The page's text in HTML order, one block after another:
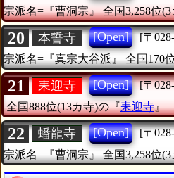
宗派名=『曹洞宗』 全国3,258位
20 本誓寺 [Open] [〒
宗派名=『真宗大谷派』
全国170
21 耒迎寺 [Open] [〒
全国888位(13カ寺)の『耒迎寺
22 蟠龍寺 [Open] [〒
宗派名=『曹洞宗』
全国3,258位